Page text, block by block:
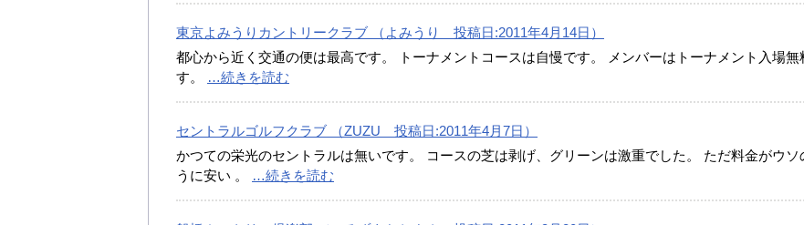
東京よみうりカントリークラブ （よみうり 投稿日:2011年4月14日）
都心から近く交通の便は最高です。 トーナメントコースは自慢です。 メンバーはトーナメント入場無
す。
…続きを読む
セントラルゴルフクラブ （ZUZU 投稿日:2011年4月7日）
かつての栄光のセントラルは無いです。 コースの芝は剥げ、グリーンは激重でした。 ただ料金がウソ
うに安い 。
…続きを読む